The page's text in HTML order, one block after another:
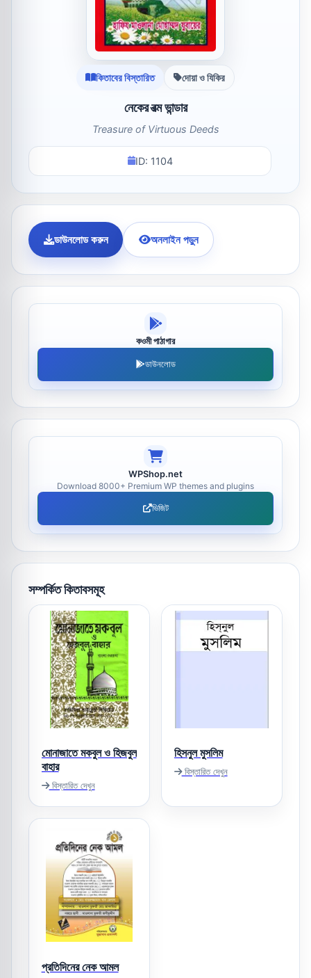
কিতাবের বিস্তারিত দোয়া ও যিকির
নেকের রত্ম ভান্ডার
Treasure of Virtuous Deeds
ID: 1104
ডাউনলোড করুন অনলাইন পড়ুন
কওমী পাঠাগার
ডাউনলোড
WPShop.net
Download 8000+ Premium WP themes and plugins
ভিজিট
সম্পর্কিত কিতাবসমূহ
মোনাজাতে মকবুল ও হিজবুল
বাহার
বিস্তারিত দেখুন
হিসনুল মুসলিম
বিস্তারিত দেখুন
প্রতিদিনের নেক আমল